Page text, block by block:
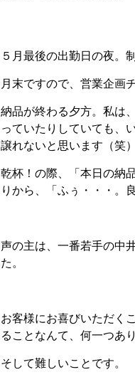
５月最後の出勤日の夜。
月末ですので、営業企画
納品が終わる夕方。私は
っていたりしていても、
譲れないと思います（笑）
乾杯！の際、「本日の納
りから、「ふぅ・・・。
声の主は、一番若手の中
た。
お客様にお喜びいただく
ることなんて、何一つあ
そして難しいことです。